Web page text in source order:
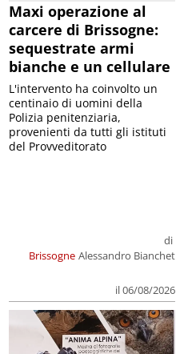
Maxi operazione al
carcere di Brissogne:
sequestrate armi
bianche e un cellulare
Brissogne
di
Alessandro Bianchet
il 06/08/2026
L'intervento ha coinvolto un
centinaio di uomini della
Polizia penitenziaria,
provenienti da tutti gli istituti
del Provveditorato